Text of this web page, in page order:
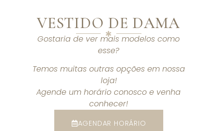
VESTIDO DE DAMA
Gostaria de ver mais modelos como
esse?
Temos muitas outras opções em nossa
loja!
Agende um horário conosco e venha
conhecer!
AGENDAR HORÁRIO